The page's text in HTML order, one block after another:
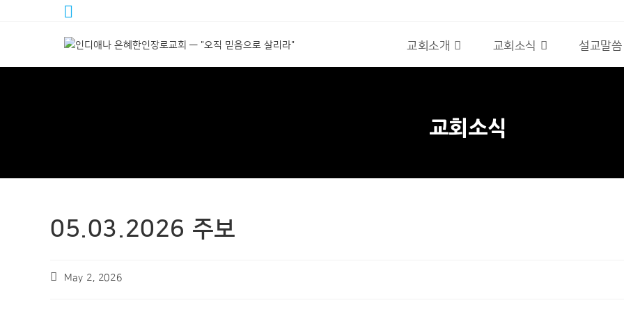
교회소개 교회소식 설교말씀
교회소식
05.03.2026 주보
May 2, 2026